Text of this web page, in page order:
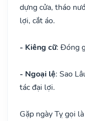
dựng cửa, tháo
lợi, cắt áo.
- Kiêng cữ: Đóng
- Ngoại lệ: Sao
tác đại lợi.
Gặp ngày Tỵ gọi